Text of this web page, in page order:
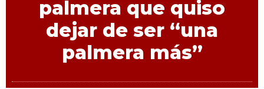
palmera que quiso
dejar de ser “una
palmera más”